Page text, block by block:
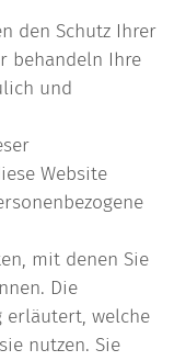
den Schutz Ihrer
behandeln Ihre
und
Website
mit denen Sie
Die
erläutert, welche
nutzen. Sie